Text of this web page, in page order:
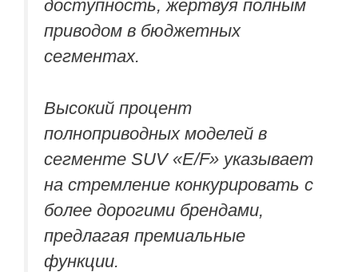
доступность, жертвуя полным
приводом в бюджетных
сегментах.
Высокий процент
полноприводных моделей в
сегменте SUV «E/F» указывает
на стремление конкурировать с
более дорогими брендами,
предлагая премиальные
функции.